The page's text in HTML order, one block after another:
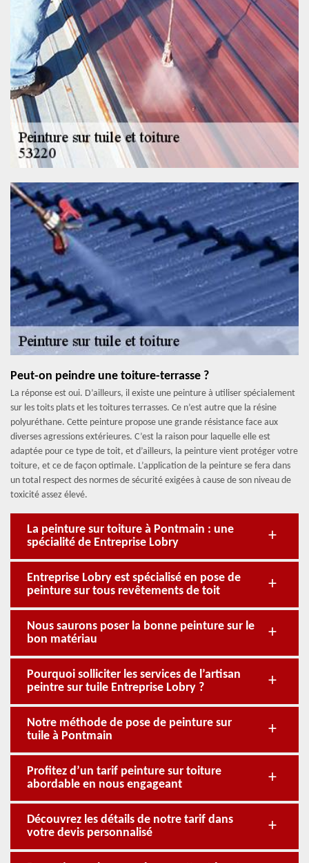
Peut-on peindre une toiture-terrasse ?
La réponse est oui. D’ailleurs, il existe une peinture à utiliser spécialement
sur les toits plats et les toitures terrasses. Ce n’est autre que la résine
polyuréthane. Cette peinture propose une grande résistance face aux
diverses agressions extérieures. C’est la raison pour laquelle elle est
adaptée pour ce type de toit, et d’ailleurs, la peinture vient protéger votre
toiture, et ce de façon optimale. L’application de la peinture se fera dans
un total respect des normes de sécurité exigées à cause de son niveau de
toxicité assez élevé.
La peinture sur toiture à Pontmain : une
spécialité de Entreprise Lobry
Entreprise Lobry est spécialisé en pose de
peinture sur tous revêtements de toit
Nous saurons poser la bonne peinture sur le
bon matériau
Pourquoi solliciter les services de l’artisan
peintre sur tuile Entreprise Lobry ?
Notre méthode de pose de peinture sur
tuile à Pontmain
Profitez d’un tarif peinture sur toiture
abordable en nous engageant
Découvrez les détails de notre tarif dans
votre devis personnalisé